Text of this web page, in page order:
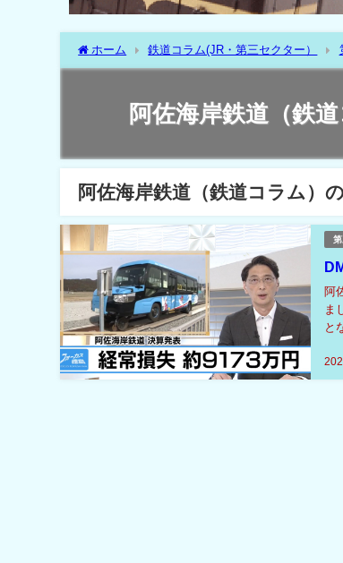
ホーム 鉄道コラム(JR・第三セクター）
阿佐海岸鉄道（鉄道
阿佐海岸鉄道（鉄道コラム）
第
阿
ま
と